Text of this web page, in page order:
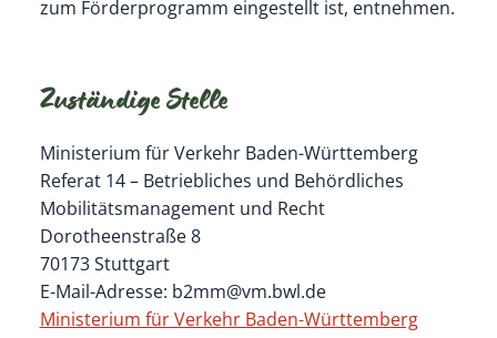
zum Förderprogramm eingestellt ist, entnehmen.
Zuständige Stelle
Ministerium für Verkehr Baden-Württemberg
Referat 14 – Betriebliches und Behördliches
Mobilitätsmanagement und Recht
Dorotheenstraße 8
70173 Stuttgart
E-Mail-Adresse: b2mm@vm.bwl.de
Ministerium für Verkehr Baden-Württemberg